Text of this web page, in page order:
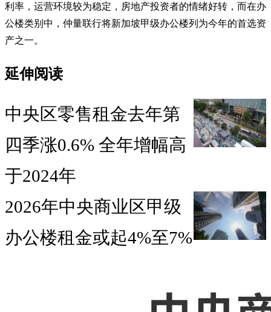
利率，运营环境较为稳定，房地产投资者的情绪好转，而在办
公楼类别中，仲量联行将新加坡甲级办公楼列为今年的首选资
产之一。
延伸阅读
中央区零售租金去年第
四季涨0.6% 全年增幅高
于2024年
2026年中央商业区甲级
办公楼租金或起4%至7%